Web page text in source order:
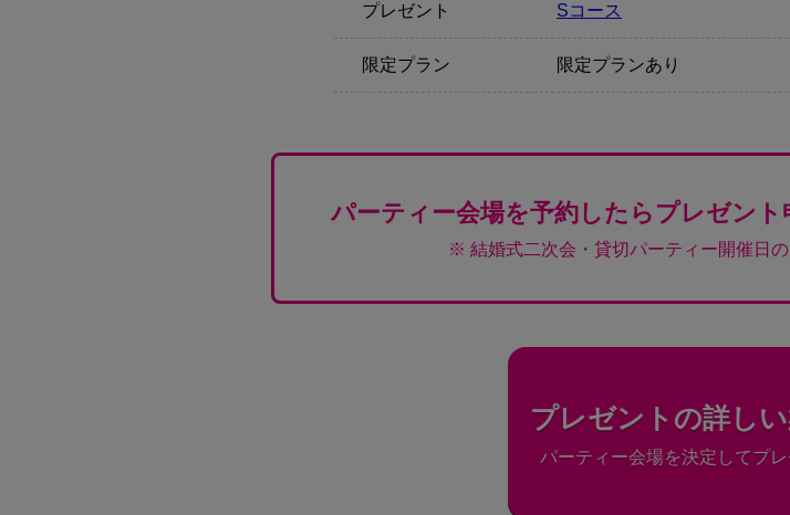
プレゼント Sコース
限定プラン 限定プランあり
パーティー会場を予約したらプレゼント
※ 結婚式二次会・貸切パーティー開催日
プレゼントの詳し
パーティー会場を決定してプレ